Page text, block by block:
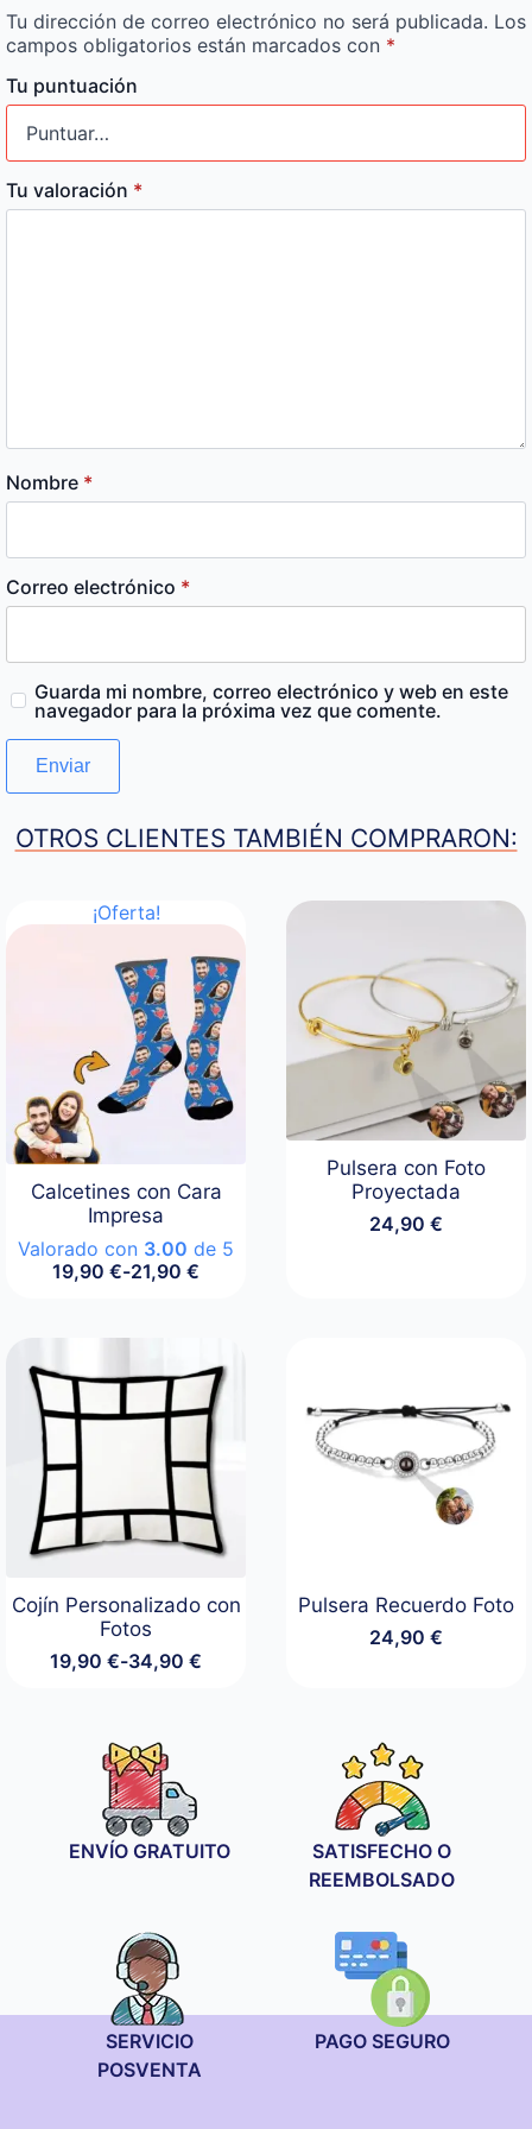
Tu dirección de correo electrónico no será publicada. Los
campos obligatorios están marcados con *
Tu puntuación
Tu valoración *
Nombre *
Correo electrónico *
Guarda mi nombre, correo electrónico y web en este
navegador para la próxima vez que comente.
OTROS CLIENTES TAMBIÉN COMPRARON:
¡Oferta!
Calcetines con Cara
Impresa
Valorado con 3.00 de 5
19,90€-21,90€
Rango
19,90 €
hasta
21,90 €
Pulsera con Foto
Proyectada
24,90 €
Cojín Personalizado con
Fotos
19,90€-34,90€
Rango
desde
19,90 €
hasta
34,90 €
Pulsera Recuerdo Foto
24,90 €
ENVÍO GRATUITO
SATISFECHO O
REEMBOLSADO
SERVICIO
POSVENTA
PAGO SEGURO